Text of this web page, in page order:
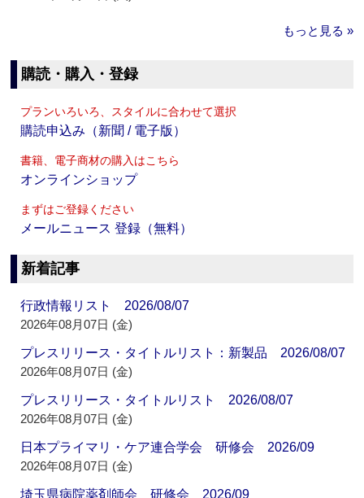
もっと見る »
購読・購入・登録
プランいろいろ、スタイルに合わせて選択
購読申込み（新聞 / 電子版）
書籍、電子商材の購入はこちら
オンラインショップ
まずはご登録ください
メールニュース 登録（無料）
新着記事
行政情報リスト 2026/08/07
2026年08月07日 (金)
プレスリリース・タイトルリスト：新製品 2026/08/07
2026年08月07日 (金)
プレスリリース・タイトルリスト 2026/08/07
2026年08月07日 (金)
日本プライマリ・ケア連合学会 研修会 2026/09
2026年08月07日 (金)
埼玉県病院薬剤師会 研修会 2026/09